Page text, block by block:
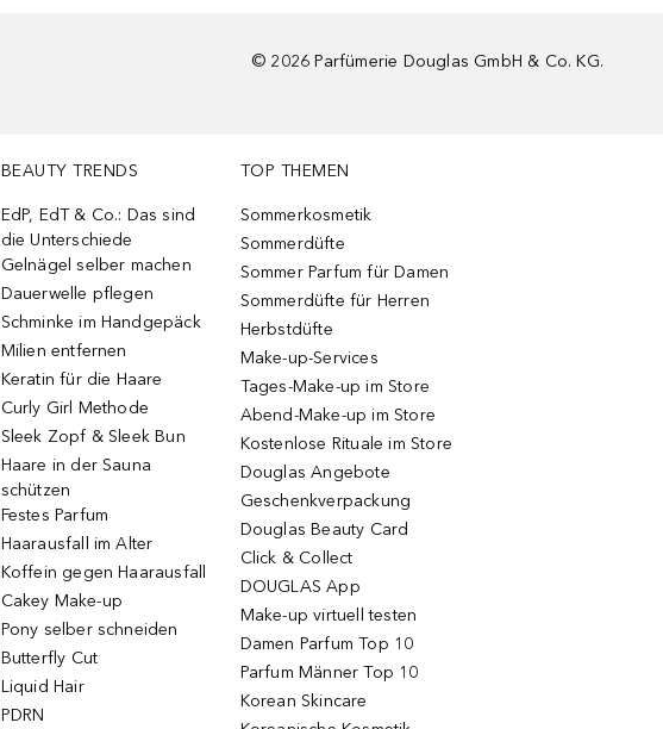
© 2026 Parfümerie Douglas GmbH & Co. KG.
BEAUTY TRENDS
EdP, EdT & Co.: Das sind
die Unterschiede
Gelnägel selber machen
Dauerwelle pflegen
Schminke im Handgepäck
Milien entfernen
Keratin für die Haare
Curly Girl Methode
Sleek Zopf & Sleek Bun
Haare in der Sauna
schützen
Festes Parfum
Haarausfall im Alter
Koffein gegen Haarausfall
Cakey Make-up
Pony selber schneiden
Butterfly Cut
Liquid Hair
PDRN
TOP THEMEN
Sommerkosmetik
Sommerdüfte
Sommer Parfum für Damen
Sommerdüfte für Herren
Herbstdüfte
Make-up-Services
Tages-Make-up im Store
Abend-Make-up im Store
Kostenlose Rituale im Store
Douglas Angebote
Geschenkverpackung
Douglas Beauty Card
Click & Collect
DOUGLAS App
Make-up virtuell testen
Damen Parfum Top 10
Parfum Männer Top 10
Korean Skincare